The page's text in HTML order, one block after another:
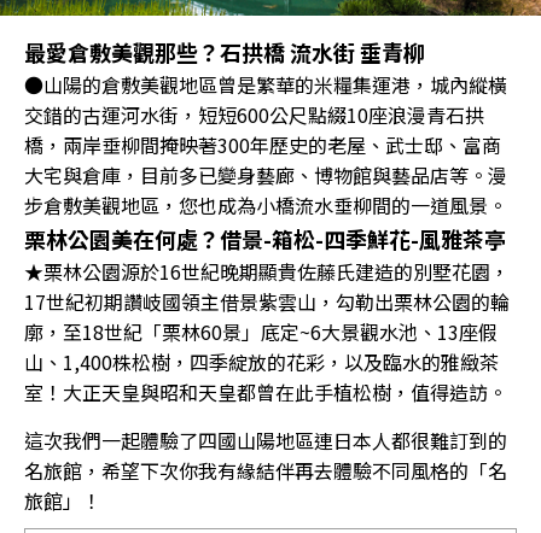
最愛倉敷美觀那些？石拱橋 流水街 垂青柳
●山陽的倉敷美觀地區曾是繁華的米糧集運港，城內縱橫
交錯的古運河水街，短短600公尺點綴10座浪漫青石拱
橋，兩岸垂柳間掩映著300年歷史的老屋、武士邸、富商
大宅與倉庫，目前多已變身藝廊、博物館與藝品店等。漫
步倉敷美觀地區，您也成為小橋流水垂柳間的一道風景。
栗林公園美在何處？借景-箱松-四季鮮花-風雅茶亭
★栗林公園源於16世紀晚期顯貴佐藤氏建造的別墅花園，
17世紀初期讚岐國領主借景紫雲山，勾勒出栗林公園的輪
廓，至18世紀「栗林60景」底定~6大景觀水池、13座假
山、1,400株松樹，四季綻放的花彩，以及臨水的雅緻茶
室！大正天皇與昭和天皇都曾在此手植松樹，值得造訪。
這次我們一起體驗了四國山陽地區連日本人都很難訂到的
名旅館，希望下次你我有緣結伴再去體驗不同風格的「名
旅館」！